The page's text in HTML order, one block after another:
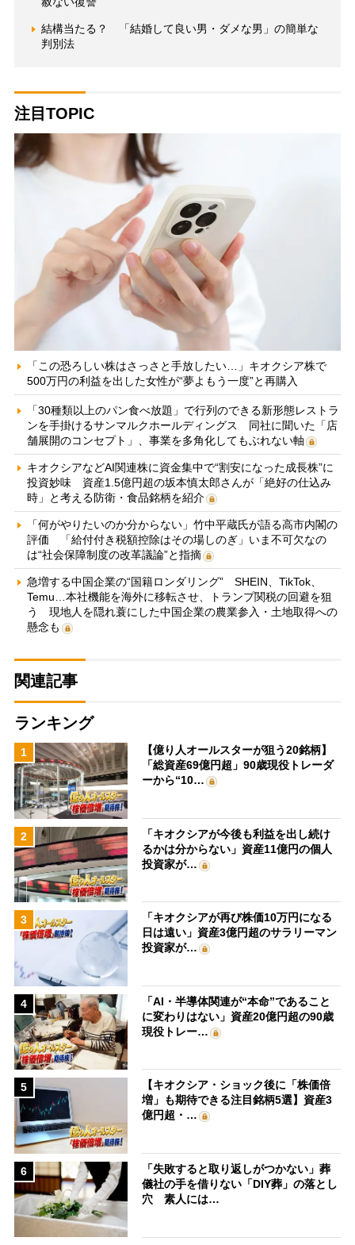
結構当たる？ 「結婚して良い男・ダメな男」の簡単な
判別法
注目TOPIC
「この恐ろしい株はさっさと手放したい…」キオクシア株で
500万円の利益を出した女性が“夢よもう一度”と再購入
「30種類以上のパン食べ放題」で行列のできる新形態レストラ
ンを手掛けるサンマルクホールディングス 同社に聞いた「店
舗展開のコンセプト」、事業を多角化してもぶれない軸
キオクシアなどAI関連株に資金集中で“割安になった成長株”に
投資妙味 資産1.5億円超の坂本慎太郎さんが「絶好の仕込み
時」と考える防衛・食品銘柄を紹介
「何がやりたいのか分からない」竹中平蔵氏が語る高市内閣の
評価 「給付付き税額控除はその場しのぎ」いま不可欠なの
は“社会保障制度の改革議論”と指摘
急増する中国企業の“国籍ロンダリング” SHEIN、TikTok、
Temu…本社機能を海外に移転させ、トランプ関税の回避を狙
う 現地人を隠れ蓑にした中国企業の農業参入・土地取得への
懸念も
関連記事
ランキング
1
【億り人オールスターが狙う20銘柄】
「総資産69億円超」90歳現役トレーダ
ーから“10…
2
「キオクシアが今後も利益を出し続け
るかは分からない」資産11億円の個人
投資家が…
3
「キオクシアが再び株価10万円になる
日は遠い」資産3億円超のサラリーマン
投資家が…
4
「AI・半導体関連が“本命”であること
に変わりはない」資産20億円超の90歳
現役トレー…
5
【キオクシア・ショック後に「株価倍
増」も期待できる注目銘柄5選】資産3
億円超・…
6
「失敗すると取り返しがつかない」葬
儀社の手を借りない「DIY葬」の落とし
穴 素人には…